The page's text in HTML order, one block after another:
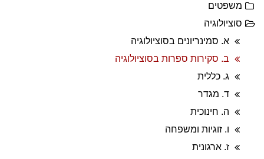
משפטים
סוציולוגיה
א. סמינריונים בסוציולוגיה
ב. סקירות ספרות בסוציולוגיה
ג. כללית
ד. מגדר
ה. חינוכית
ו. זוגיות ומשפחה
ז. ארגונית